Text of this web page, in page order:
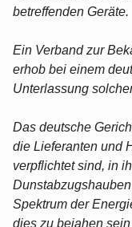
betreffenden Geräte.
Ein Verband zur
erhob bei einem
Unterlassung
Das deutsche
die Lieferanten und
verpflichtet sind, in
Spektrum der
dies zu bejahen